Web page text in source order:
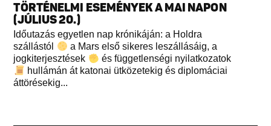
TÖRTÉNELMI ESEMÉNYEK A MAI NAPON
(JÚLIUS 20.)
Időutazás egyetlen nap krónikáján: a Holdra
szállástól
a Mars első sikeres leszállásáig, a
jogkiterjesztések
és függetlenségi nyilatkozatok
hullámán át katonai ütközetekig és diplomáciai
áttörésekig...